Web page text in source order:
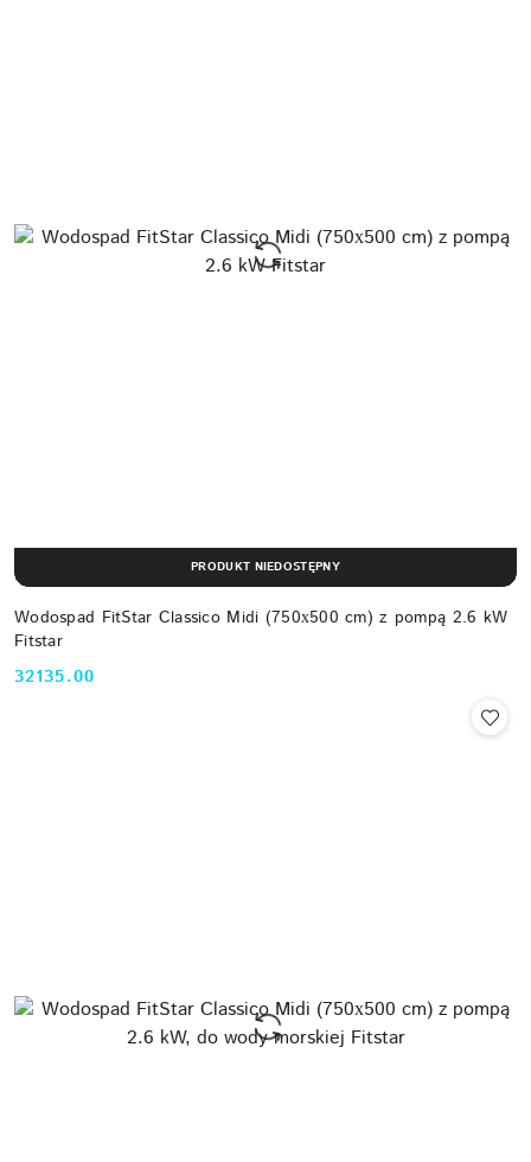
Wodospad FitStar Classico Midi (750х500 cm) z pompą 2.6 kW
Fitstar
Cena:
32135.00
PRODUKT NIEDOSTĘPNY